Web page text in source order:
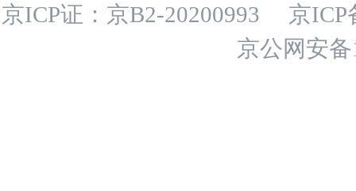
京ICP证：京B2-20200993
京ICP
京公网安备